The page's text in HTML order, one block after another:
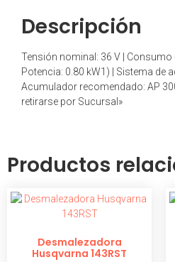
Descripción
Tensión nominal: 36 V | Consumo
Potencia: 0.80 kW1) | Sistema de
Acumulador recomendado: AP
retirarse por Sucursal»
Productos
Desmalezadora
Husqvarna 143RST